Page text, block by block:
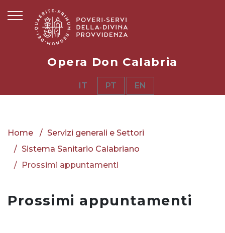
Opera Don Calabria
IT PT EN
Home
Servizi generali e Settori
Sistema Sanitario Calabriano
Prossimi appuntamenti
Prossimi appuntamenti